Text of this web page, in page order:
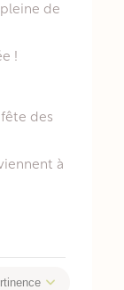
de
!
des
à